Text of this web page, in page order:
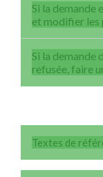
Si la demande
et modifier
Si la demande
refusée, faire
Textes de